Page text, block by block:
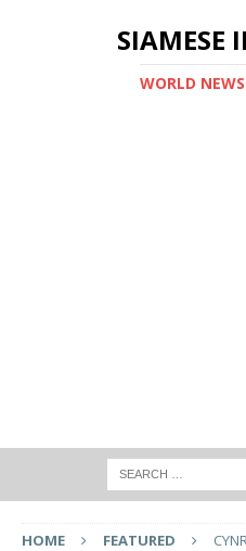
SIAMESE
WORLD
HOME FEATURED